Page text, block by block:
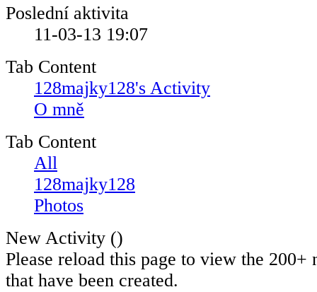
Poslední aktivita
11-03-13 19:07
Tab Content
128majky128's Activity
O mně
Tab Content
All
128majky128
Photos
New Activity ()
Please reload this page to view the
that have been created.